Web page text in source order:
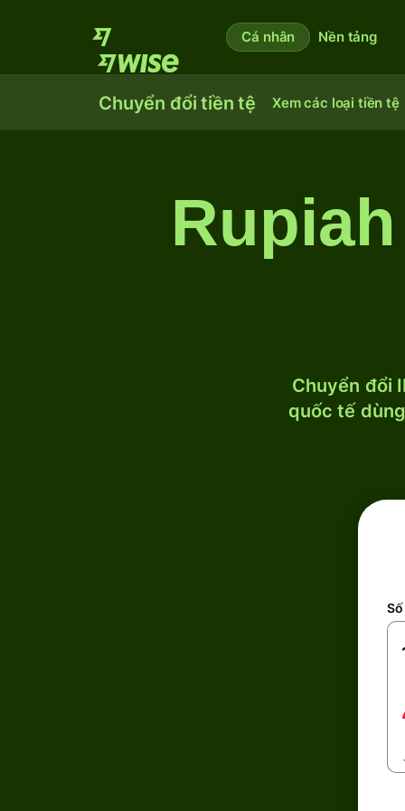
Cá nhân Nền tảng
Chuyển đổi tiền tệ Xem các loại tiền tệ
Chuyển đổi
quốc tế